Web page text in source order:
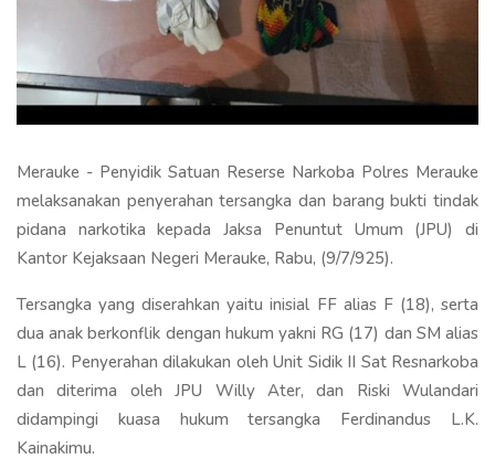
Merauke - Penyidik Satuan Reserse Narkoba Polres Merauke
melaksanakan penyerahan tersangka dan barang bukti tindak
pidana narkotika kepada Jaksa Penuntut Umum (JPU) di
Kantor Kejaksaan Negeri Merauke, Rabu, (9/7/925).
Tersangka yang diserahkan yaitu inisial FF alias F (18), serta
dua anak berkonflik dengan hukum yakni RG (17) dan SM alias
L (16). Penyerahan dilakukan oleh Unit Sidik II Sat Resnarkoba
dan diterima oleh JPU Willy Ater, dan Riski Wulandari
didampingi kuasa hukum tersangka Ferdinandus L.K.
Kainakimu.